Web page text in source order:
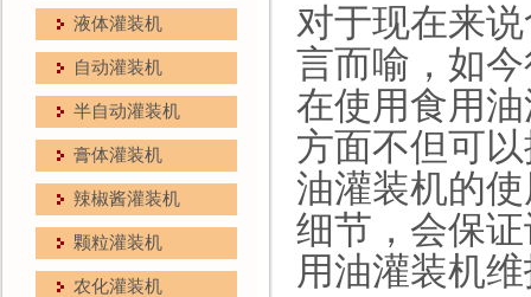
液体灌装机
自动灌装机
半自动灌装机
膏体灌装机
辣椒酱灌装机
颗粒灌装机
农化灌装机
对于现在来
言而喻，如
在使用食用
方面不但可
油灌装机的
细节，会保
用油灌装机